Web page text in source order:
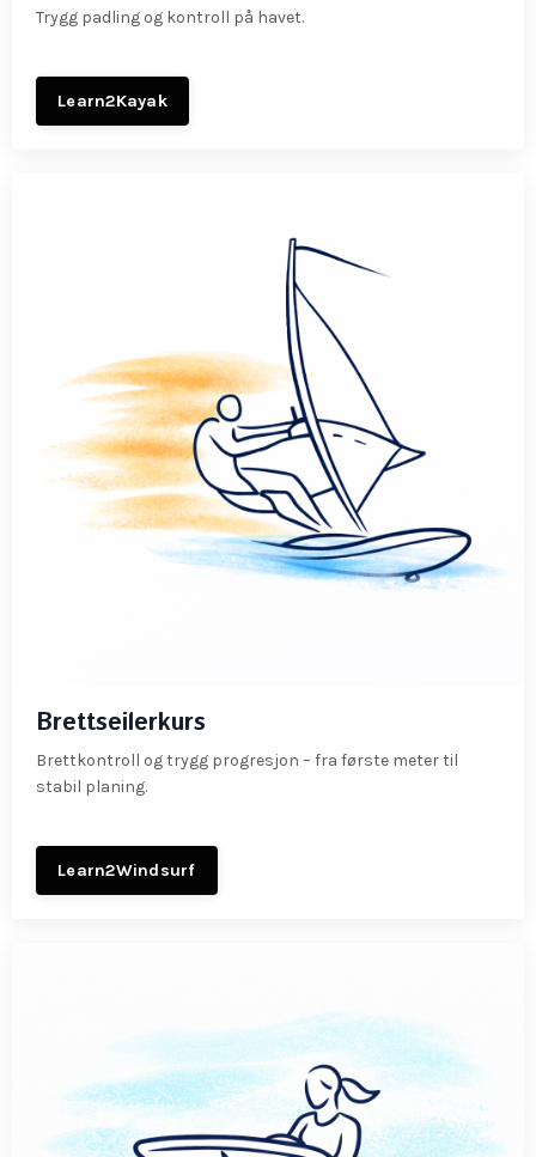
Trygg padling og kontroll på havet.
Learn2Kayak
Brettseilerkurs
Brettkontroll og trygg progresjon – fra første meter til
stabil planing.
Learn2Windsurf